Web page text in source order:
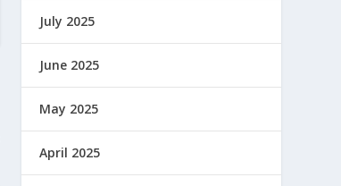
July 2025
June 2025
May 2025
April 2025